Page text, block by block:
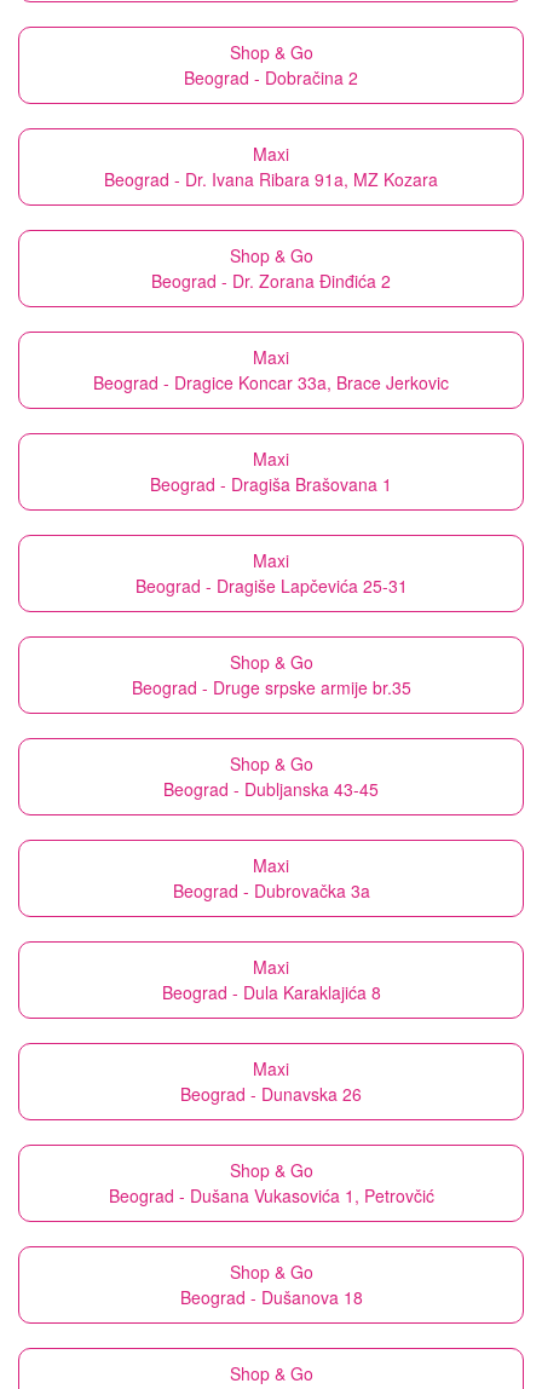
Shop & Go
Beograd - Dobračina 2
Maxi
Beograd - Dr. Ivana Ribara 91a, MZ Kozara
Shop & Go
Beograd - Dr. Zorana Đinđića 2
Maxi
Beograd - Dragice Koncar 33a, Brace Jerkovic
Maxi
Beograd - Dragiša Brašovana 1
Maxi
Beograd - Dragiše Lapčevića 25-31
Shop & Go
Beograd - Druge srpske armije br.35
Shop & Go
Beograd - Dubljanska 43-45
Maxi
Beograd - Dubrovačka 3a
Maxi
Beograd - Dula Karaklajića 8
Maxi
Beograd - Dunavska 26
Shop & Go
Beograd - Dušana Vukasovića 1, Petrovčić
Shop & Go
Beograd - Dušanova 18
Shop & Go